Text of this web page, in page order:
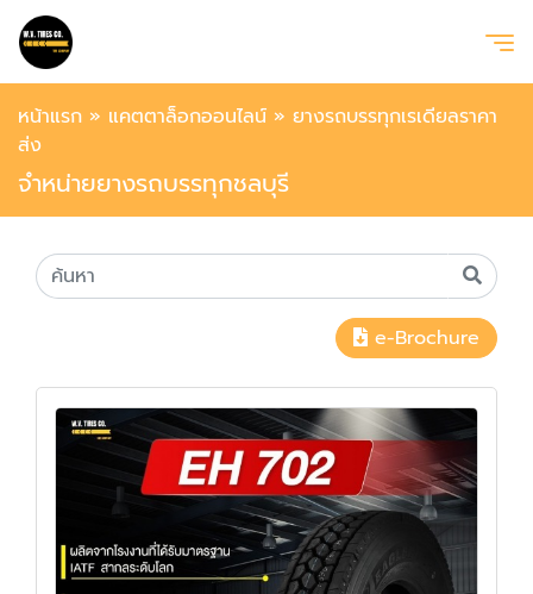
หน้าแรก » แคตตาล็อกออนไลน์ » ยางรถบรรทุกเรเดียลราคา
ส่ง
จำหน่ายยางรถบรรทุกชลบุรี
e-Brochure